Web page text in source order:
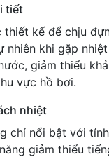
tiết
thiết kế để chịu
nhiên khi gặp
giảm thiểu
vực hồ bơi.
nhiệt
chỉ nổi bật với
giảm thiểu